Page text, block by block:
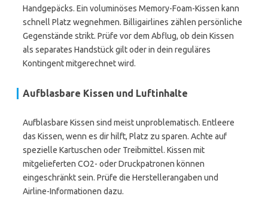
Handgepäcks. Ein voluminöses Memory-Foam-Kissen kann
schnell Platz wegnehmen. Billigairlines zählen persönliche
Gegenstände strikt. Prüfe vor dem Abflug, ob dein Kissen
als separates Handstück gilt oder in dein reguläres
Kontingent mitgerechnet wird.
Aufblasbare Kissen und Luftinhalte
Aufblasbare Kissen sind meist unproblematisch. Entleere
das Kissen, wenn es dir hilft, Platz zu sparen. Achte auf
spezielle Kartuschen oder Treibmittel. Kissen mit
mitgelieferten CO2- oder Druckpatronen können
eingeschränkt sein. Prüfe die Herstellerangaben und
Airline-Informationen dazu.